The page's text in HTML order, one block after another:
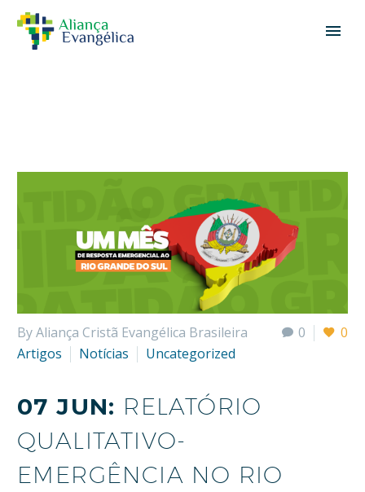
0 0
By Aliança Cristã Evangélica Brasileira
Artigos
Notícias Uncategorized
07 JUN: RELATÓRIO
QUALITATIVO-
EMERGÊNCIA NO RIO